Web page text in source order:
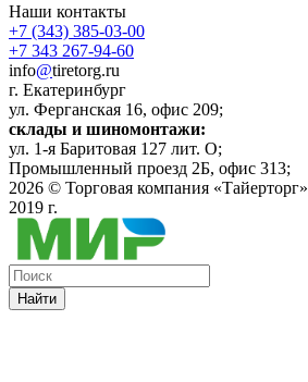
Наши контакты
+7 (343) 385-03-00
+7 343 267-94-60
info@tiretorg.ru
г. Екатеринбург
ул. Ферганская 16, офис 209;
склады и шиномонтажи:
ул. 1-я Баритовая 127 лит. О;
Промышленный проезд 2Б, офис 313;
2026 © Торговая компания «Тайерторг»
2019 г.
Найти